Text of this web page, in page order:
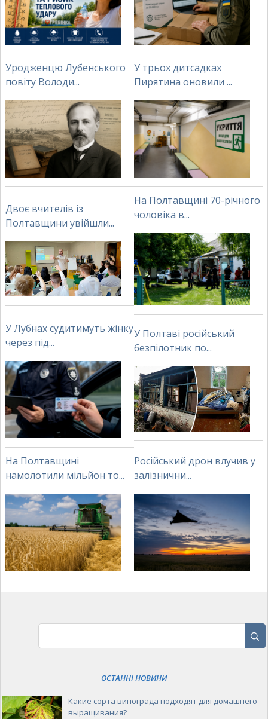
Уродженцю Лубенського
повіту Володи...
У трьох дитсадках
Пирятина оновили ...
Двоє вчителів із
Полтавщини увійшли...
На Полтавщині 70-річного
чоловіка в...
У Лубнах судитимуть жінку
через під...
У Полтаві російський
безпілотник по...
На Полтавщині
намолотили мільйон то...
Російський дрон влучив у
залізнични...
ОСТАННІ НОВИНИ
Какие сорта винограда подходят для домашнего
выращивания?